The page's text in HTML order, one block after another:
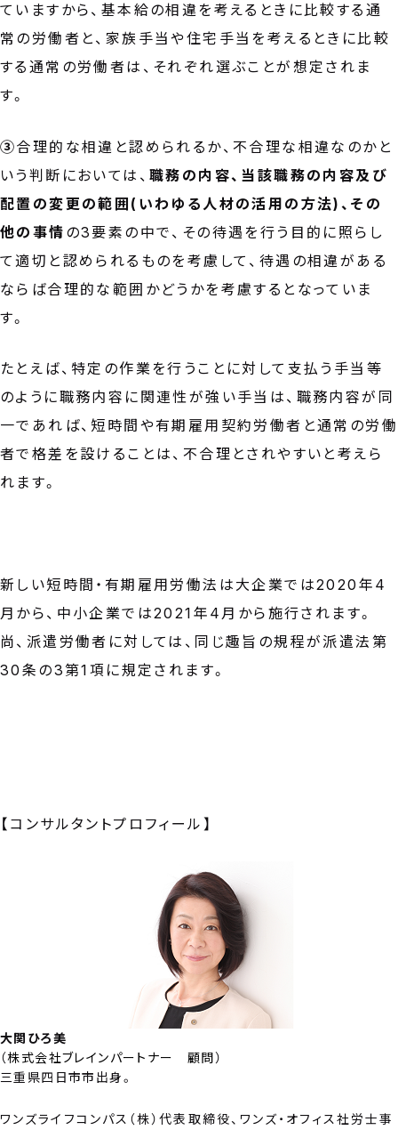
ていますから、基本給の相違を考えるときに比較する通
常の労働者と、家族手当や住宅手当を考えるときに比較
する通常の労働者は、それぞれ選ぶことが想定されま
す。
③合理的な相違と認められるか、不合理な相違なのかと
いう判断においては、 職務の内容、当該職務の内容及び
配置の変更の範囲(いわゆる人材の活用の方法)、その
他の事情 の3要素の中で、その待遇を行う目的に照らし
て適切と認められるものを考慮して、待遇の相違がある
ならば合理的な範囲かどうかを考慮するとなっていま
す。
たとえば、特定の作業を行うことに対して支払う手当等
のように職務内容に関連性が強い手当は、職務内容が同
一であれば、短時間や有期雇用契約労働者と通常の労働
者で格差を設けることは、不合理とされやすいと考えら
れます。
新しい短時間・有期雇用労働法は大企業では2020年4
月から、中小企業では2021年4月から施行されます。
尚、派遣労働者に対しては、同じ趣旨の規程が派遣法第
30条の3第1項に規定されます。
【コンサルタントプロフィール】
大関ひろ美
（株式会社ブレインパートナー 顧問）
三重県四日市市出身。
ワンズライフコンパス（株）代表取締役、ワンズ・オフィス社労士事